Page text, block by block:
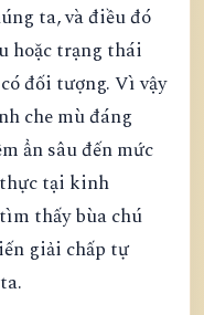
ta, và điều đó
hoặc trạng thái
đối tượng. Vì vậy
che mù đáng
ẩn sâu đến mức
tại kinh
thấy bùa chú
giải chấp tự